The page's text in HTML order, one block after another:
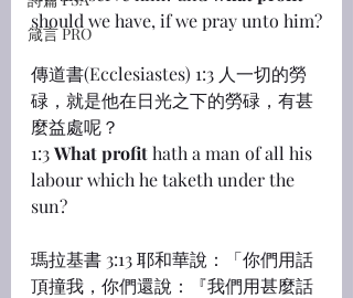
箴言 PRO
should we have, if we pray unto him?
傳道書(Ecclesiastes) 1:3 人一切的勞
碌，就是他在日光之下的勞碌，有甚
麼益處呢？
1:3 What profit hath a man of all his
labour which he taketh under the
sun?
瑪拉基書 3:13 耶和華說：「你們用話
頂撞我，你們還說：『我們用甚麼話